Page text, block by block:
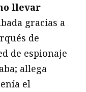
llevar
gracias a
de
de espionaje
allega
el